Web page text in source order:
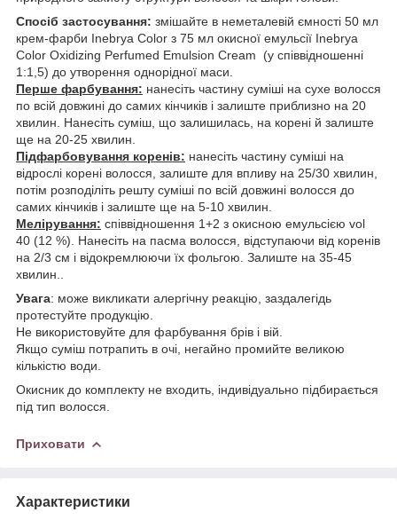
Спосіб застосування: змішайте в неметалевій ємності 50 мл
крем-фарби Inebrya Color з 75 мл окисної емульсії Inebrya
Color Oxidizing Perfumed Emulsion Cream (у співвідношенні
1:1,5) до утворення однорідної маси.
Перше фарбування: нанесіть частину суміші на сухе волосся
по всій довжині до самих кінчиків і залиште приблизно на 20
хвилин. Нанесіть суміш, що залишилась, на корені й залиште
ще на 20-25 хвилин.
Підфарбовування коренів: нанесіть частину суміші на
відрослі корені волосся, залиште для впливу на 25/30 хвилин,
потім розподіліть решту суміші по всій довжині волосся до
самих кінчиків і залиште ще на 5-10 хвилин.
Мелірування: співвідношення 1+2 з окисною емульсією vol
40 (12 %). Нанесіть на пасма волосся, відступаючи від коренів
на 2/3 см і відокремлюючи їх фольгою. Залиште на 35-45
хвилин..
Увага: може викликати алергічну реакцію, заздалегідь
протестуйте продукцію.
Не використовуйте для фарбування брів і вій.
Якщо суміш потрапить в очі, негайно промийте великою
кількістю води.
Окисник до комплекту не входить, індивідуально підбирається
під тип волосся.
Приховати
Характеристики